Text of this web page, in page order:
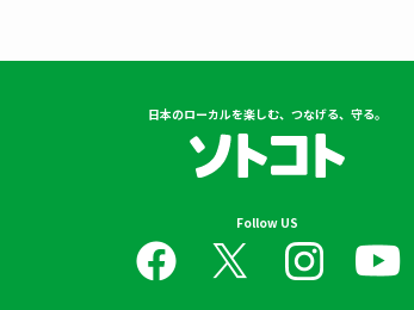
日本のローカルを楽しむ、つなげる、守る。
Follow US